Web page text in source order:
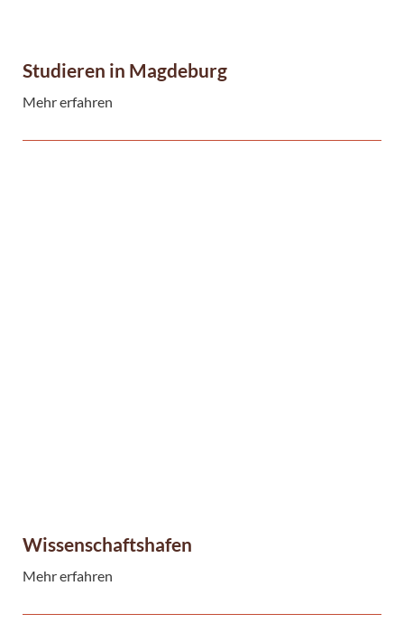
Studieren in Magdeburg
Mehr erfahren
Wissenschaftshafen
Mehr erfahren